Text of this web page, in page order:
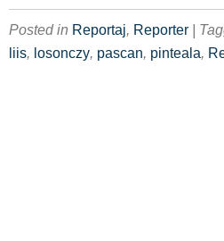
Posted in Reportaj, Reporter |
liis, losonczy, pascan, pinteala,